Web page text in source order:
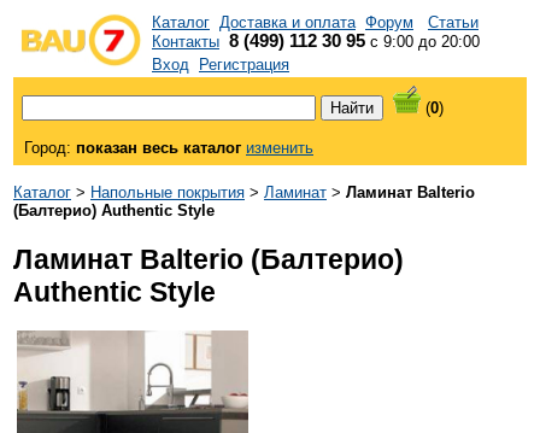
Каталог Доставка и оплата Форум
Статьи
Контакты 8 (499) 112 30 95 с 9:00 до 20:00
Вход
Регистрация
(0)
Город: показан весь каталог изменить
Каталог > Напольные покрытия > Ламинат > Ламинат Balterio
(Балтерио) Authentic Style
Ламинат Balterio (Балтерио)
Authentic Style